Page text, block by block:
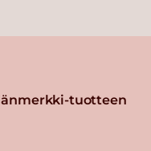
tuotteen